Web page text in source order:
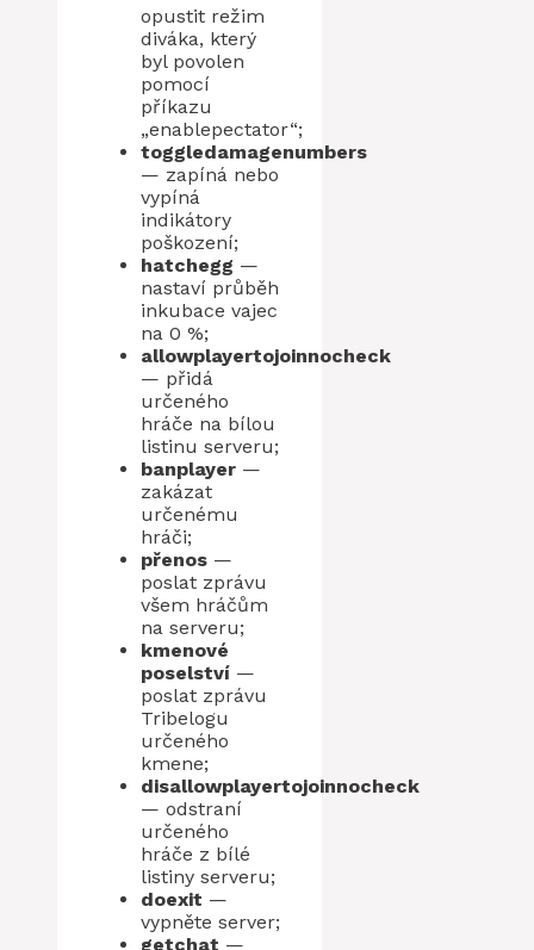
opustit režim
diváka, který
byl povolen
pomocí
příkazu
„enablepectator“;
toggledamagenumbers
— zapíná nebo
vypíná
indikátory
poškození;
hatchegg —
nastaví průběh
inkubace vajec
na 0 %;
allowplayertojoinnocheck
— přidá
určeného
hráče na bílou
listinu serveru;
banplayer —
zakázat
určenému
hráči;
přenos —
poslat zprávu
všem hráčům
na serveru;
kmenové
poselství —
poslat zprávu
Tribelogu
určeného
kmene;
disallowplayertojoinnocheck
— odstraní
určeného
hráče z bílé
listiny serveru;
doexit —
vypněte server;
getchat —